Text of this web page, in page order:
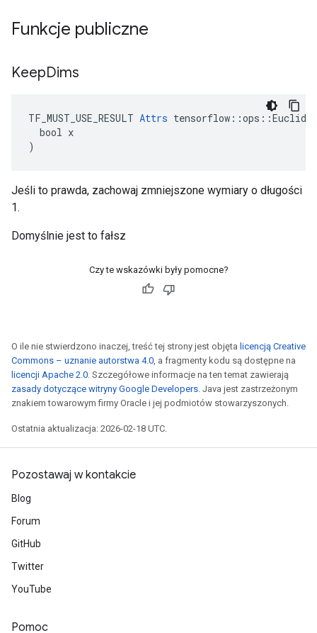
Funkcje publiczne
KeepDims
TF_MUST_USE_RESULT Attrs
  bool x
)
Jeśli to prawda, zachowaj zmniejszone wymiary o długości
1.
Domyślnie jest to fałsz
Czy te wskazówki były pomocne?
O ile nie stwierdzono inaczej, treść tej strony jest objęta licencją Creative
Commons – uznanie autorstwa 4.0, a fragmenty kodu są dostępne na
licencji Apache 2.0. Szczegółowe informacje na ten temat zawierają
zasady dotyczące witryny Google Developers. Java jest zastrzeżonym
znakiem towarowym firmy Oracle i jej podmiotów stowarzyszonych.
Ostatnia aktualizacja: 2026-02-18 UTC.
Pozostawaj w kontakcie
Blog
Forum
GitHub
Twitter
YouTube
Pomoc